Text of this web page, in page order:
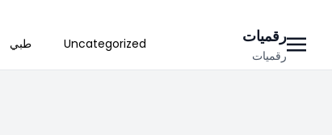
content
رقميات
رقميات
Uncategorized طبي